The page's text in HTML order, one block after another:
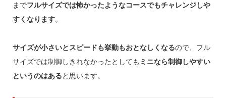
までフルサイズでは怖かったようなコースでもチャレンジしや
すくなります。
サイズが小さいとスピードも挙動もおとなしくなるので、フル
サイズでは制御しきれなかったとしても ミニなら制御しやすい
というのはあると思います。